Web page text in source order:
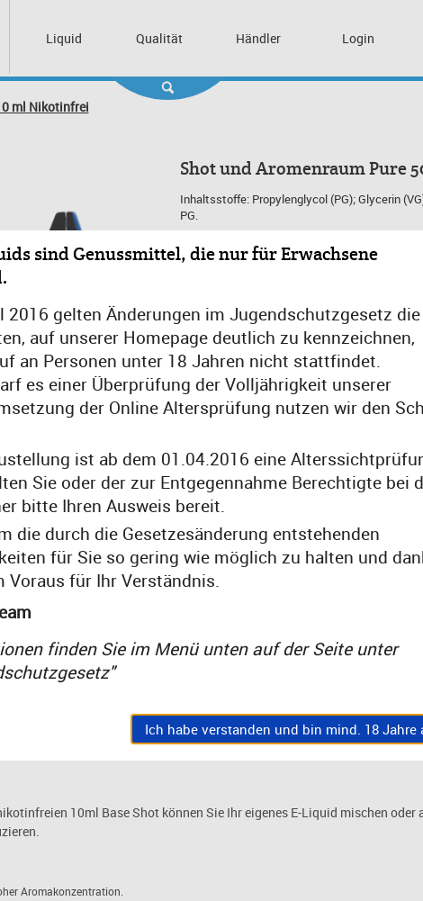
Liquid Qualität Händler Login
ml Nikotinfrei
Shot und Aromenraum Pure
Inhaltsstoffe: Propylenglycol (PG); Glycerin
PG.
Inhalt: 0.01 Liter
EAN: 4260401973129
MENGE:
8,50 €
inkl. MwSt,
zzgl. Versand
10ml Base Shot können Sie Ihr eigenes E-Liquid mischen oder
Aromakonzentration.
sind Genussmittel, die nur für Erwachsene
2016 gelten Änderungen im Jugendschutzgesetz die
auf unserer Homepage deutlich zu kennzeichnen,
an Personen unter 18 Jahren nicht stattfindet.
es einer Überprüfung der Volljährigkeit unserer
der Online Altersprüfung nutzen wir den
ist ab dem 01.04.2016 eine
Sie oder der zur Entgegennahme Berechtigte bei
bitte Ihren Ausweis bereit.
die durch die Gesetzesänderung entstehenden
für Sie so gering wie möglich zu halten und
Voraus für Ihr Verständnis.
finden Sie im Menü unten auf der Seite unter
Ich habe verstanden und bin mind. 18 Jahre